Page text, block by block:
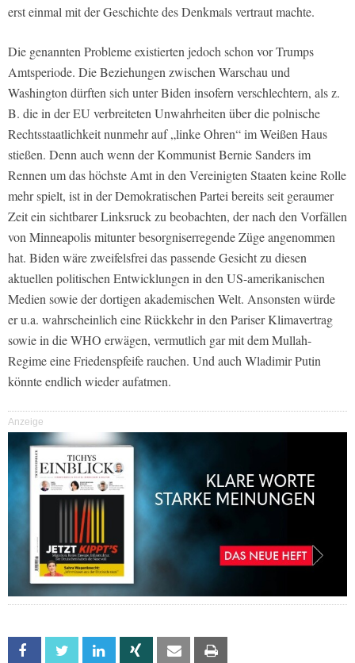
erst einmal mit der Geschichte des Denkmals vertraut machte.
Die genannten Probleme existierten jedoch schon vor Trumps
Amtsperiode. Die Beziehungen zwischen Warschau und
Washington dürften sich unter Biden insofern verschlechtern, als z.
B. die in der EU verbreiteten Unwahrheiten über die polnische
Rechtsstaatlichkeit nunmehr auf „linke Ohren“ im Weißen Haus
stießen. Denn auch wenn der Kommunist Bernie Sanders im
Rennen um das höchste Amt in den Vereinigten Staaten keine Rolle
mehr spielt, ist in der Demokratischen Partei bereits seit geraumer
Zeit ein sichtbarer Linksruck zu beobachten, der nach den Vorfällen
von Minneapolis mitunter besorgniserregende Züge angenommen
hat. Biden wäre zweifelsfrei das passende Gesicht zu diesen
aktuellen politischen Entwicklungen in den US-amerikanischen
Medien sowie der dortigen akademischen Welt. Ansonsten würde
er u.a. wahrscheinlich eine Rückkehr in den Pariser Klimavertrag
sowie in die WHO erwägen, vermutlich gar mit dem Mullah-
Regime eine Friedenspfeife rauchen. Und auch Wladimir Putin
könnte endlich wieder aufatmen.
Anzeige
Facebook Twitter Linkedin Xing Email